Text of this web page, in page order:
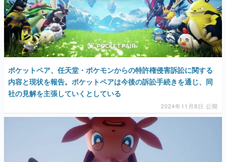
ポケットペア、任天堂・ポケモンからの特許権侵害訴訟に関する
内容と現状を報告。ポケットペアは今後の訴訟手続きを通じ、同
社の見解を主張していくとしている
2024年11月8日 公開